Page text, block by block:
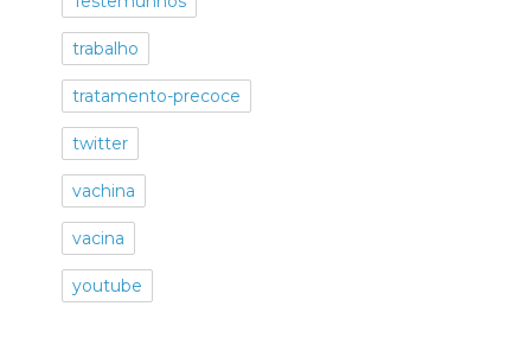
trabalho
tratamento-precoce
twitter
vachina
vacina
youtube